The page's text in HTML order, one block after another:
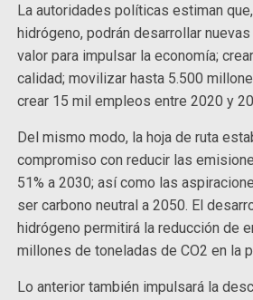
La autoridades políticas estiman
hidrógeno, podrán desarrollar
valor para impulsar la economía;
calidad; movilizar hasta 5.500
crear 15 mil empleos entre 2020 y
Del mismo modo, la hoja de ruta
compromiso con reducir las
51% a 2030; así como las
ser carbono neutral a 2050. El
hidrógeno permitirá la reducción de
millones de toneladas de CO2 en la
Lo anterior también impulsará la